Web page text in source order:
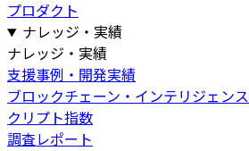
プロダクト
ナレッジ・実績
ナレッジ・実績
支援事例・開発実績
ブロックチェーン・インテリジェンス
クリプト指数
調査レポート